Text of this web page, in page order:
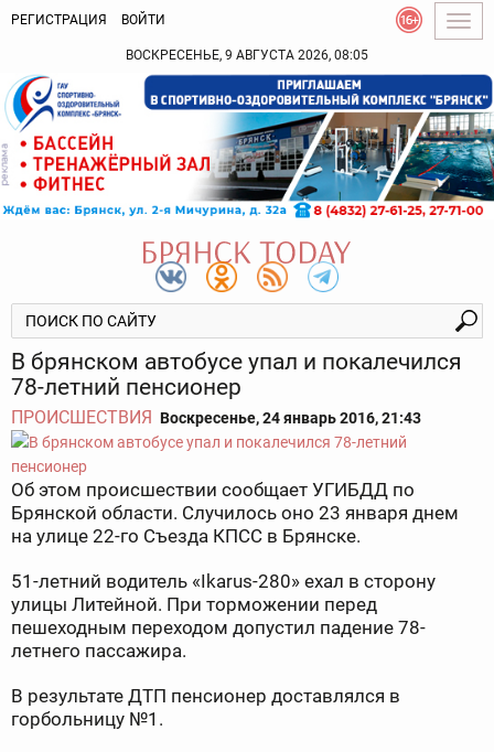
РЕГИСТРАЦИЯ ВОЙТИ
ВОСКРЕСЕНЬЕ, 9 АВГУСТА 2026, 08:05
В брянском автобусе упал и покалечился
78-летний пенсионер
ПРОИСШЕСТВИЯ Воскресенье, 24 январь 2016, 21:43
Об этом происшествии сообщает УГИБДД по
Брянской области. Случилось оно 23 января днем
на улице 22-го Съезда КПСС в Брянске.
51-летний водитель «Ikarus-280» ехал в сторону
улицы Литейной. При торможении перед
пешеходным переходом допустил падение 78-
летнего пассажира.
В результате ДТП пенсионер доставлялся в
горбольницу №1.